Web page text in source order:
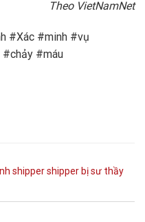
Theo VietNamNet
#Xác #minh #vụ
#máu
shippershipper bị sư thầy